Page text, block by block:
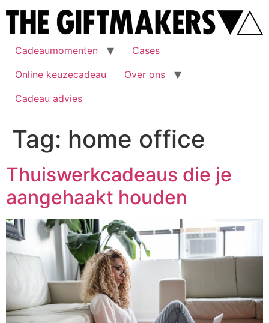
Cadeaumomenten
Cases
Online keuzecadeau
Over ons
Cadeau advies
Tag: home office
Thuiswerkcadeaus die je
aangehaakt houden